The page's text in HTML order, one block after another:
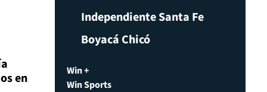
en
Independiente Santa Fe
Boyacá Chicó
Win +
Win Sports